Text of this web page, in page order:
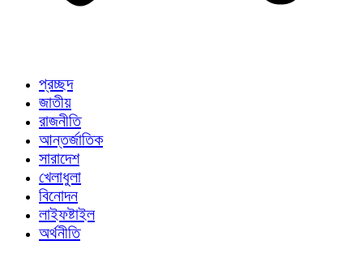
প্রচ্ছদ
জাতীয়
রাজনীতি
আন্তর্জাতিক
সারাদেশ
খেলাধুলা
বিনোদন
লাইফষ্টাইল
অর্থনীতি